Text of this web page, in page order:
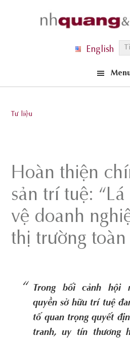
m
.
English
Tư liệu
Hoàn thiện
sản trí tuệ:
vệ doanh
thị trường toàn
Trong bối cảnh hội
quyền sở hữu trí tuệ
tố quan trọng quyết
tranh, uy tín thương